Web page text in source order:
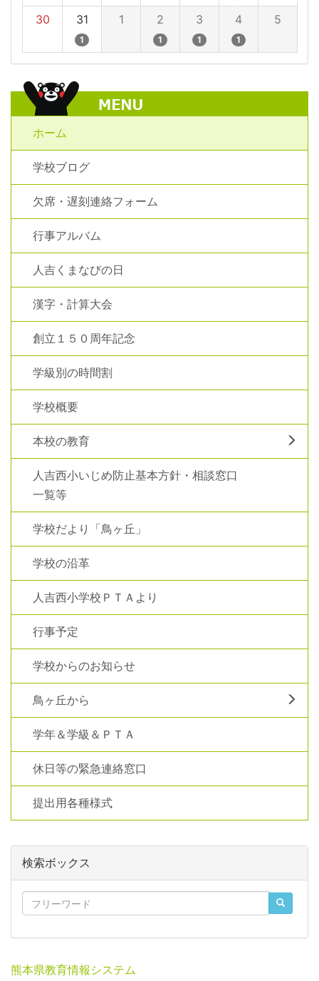
30 31
1
1 2
1
3
1
4
1
5
ホーム
学校ブログ
欠席・遅刻連絡フォーム
行事アルバム
人吉くまなびの日
漢字・計算大会
創立１５０周年記念
学級別の時間割
学校概要
本校の教育
人吉西小いじめ防止基本方針・相談窓口
一覧等
学校だより「鳥ヶ丘」
学校の沿革
人吉西小学校ＰＴＡより
行事予定
学校からのお知らせ
鳥ヶ丘から
学年＆学級＆ＰＴＡ
休日等の緊急連絡窓口
提出用各種様式
検索ボックス
熊本県教育情報システム